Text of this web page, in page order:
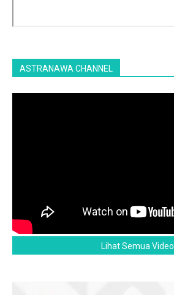
ASTRANAWA CHANNEL
Lihat Semua Video